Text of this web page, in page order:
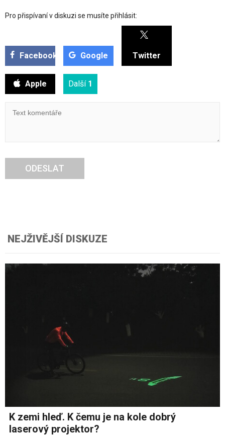
Pro přispívaní v diskuzi se musíte přihlásit:
Facebook Google Twitter
Apple Další 1
ODESLAT
NEJŽIVĚJŠÍ DISKUZE
K zemi hleď. K čemu je na kole dobrý
laserový projektor?